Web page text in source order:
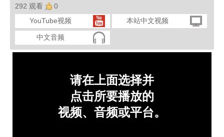
292 观看
0
YouTube视频
本站中文视频
中文音频